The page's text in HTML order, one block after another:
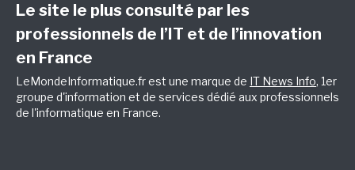
Le site le plus consulté par les
professionnels de l’IT et de l’innovation
en France
LeMondeInformatique.fr est une marque de IT News Info, 1er
groupe d'information et de services dédié aux professionnels
de l'informatique en France.